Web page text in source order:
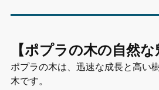
【ポプラの木の自然な
ポプラの木は、迅速な成長と高い
木です。